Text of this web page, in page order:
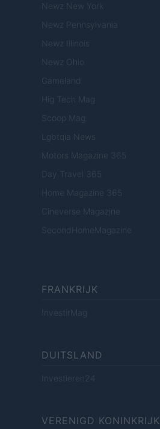
Newz New York
Newz Pennsylvania
Newz Illinois
Newz Ohio
Gameland
Hig Tech Mag
Scoop Mag
Lgbtqia News
Motors Magazine 365
Day Travel 365
Home Magazine 365
Cineverse Magazine
SecondHomeMagazine
FRANKRIJK
InvestirMag
DUITSLAND
Investieren24
VERENIGD KONINKRIJK